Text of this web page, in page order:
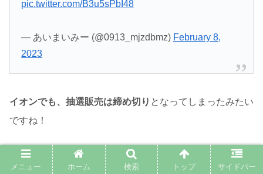
pic.twitter.com/B3u5sPbI48
— あいまいみー (@0913_mjzdbmz) February 8,
2023
イオンでも、抽選販売は締め切り となってしまったみたい
ですね！
やはり年内の抽選は、もうないのでしょうか？
メニュー ホーム 検索 トップ サイドバー